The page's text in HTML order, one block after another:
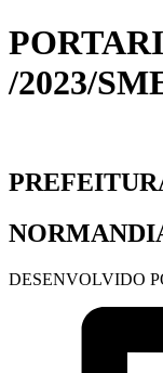
/2023/
DESENVOLVIDO